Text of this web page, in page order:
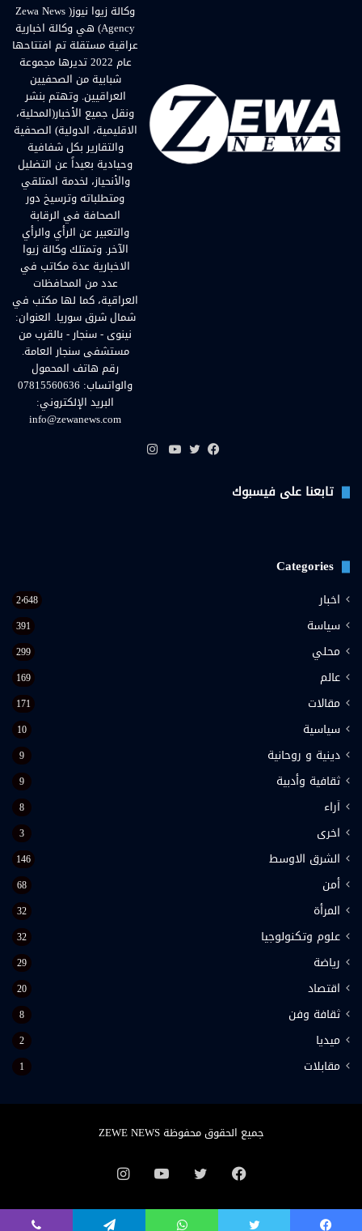
وكالة زيوا نيوز( Zewa News
Agency) هي وكالة اخبارية
عراقية مستقلة تم افتتاحها
عام 2022 تديرها مجموعة
شبابية من الصحفيين
العراقيين. وتهتم بنشر
ونقل جميع الأخبار(المحلية،
الاقليمية، الدولية) الصحفية
والتقارير بكل شفافية
وحيادية بعيداً عن التضليل
والأنحياز، لخدمة المتلقي
ومتطلباته وترسيخ دور
الصحافة في الرقابة
والتعبير عن الرأي والرأي
الآخر. وتمتلك وكالة زيوا
الاخبارية عدة مكاتب في
عدد من المحافظات
العراقية، كما لها مكتب في
شمال شرق سوريا. العنوان:
نينوى - سنجار - بالقرب من
مستشفى سنجار العامة.
رقم هاتف المحمول
والواتساب: 07815560636
البريد الإلكتروني:
info@zewanews.com
تابعنا على فيسبوك
Categories
اخبار 2٬648
سياسة 391
محلي 299
عالم 169
مقالات 171
سياسية 10
دينية و روحانية 9
ثقافية وأدبية 9
اَراء 8
اخرى 3
الشرق الاوسط 146
أمن 68
المرأة 32
علوم وتكنولوجيا 32
رياضة 29
اقتصاد 20
ثقافة وفن 8
ميديا 2
مقابلات 1
جميع الحقوق محفوظة ZEWE NEWS
فيسبوكتويتر يوتيوبانستقرام